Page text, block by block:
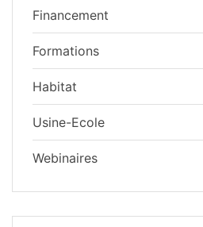
Financement
Formations
Habitat
Usine-Ecole
Webinaires